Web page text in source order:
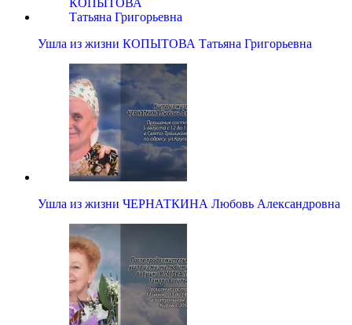
Ушла из жизни КОПЫТОВА Татьяна Григорьевна
Ушла из жизни ЧЕРНАТКИНА Любовь Александровна